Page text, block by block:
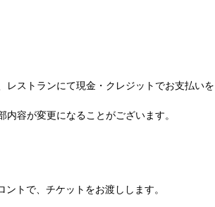
レストランにて現金・クレジットでお支払いを
内容が変更になることがございます。
トで、チケットをお渡しします。